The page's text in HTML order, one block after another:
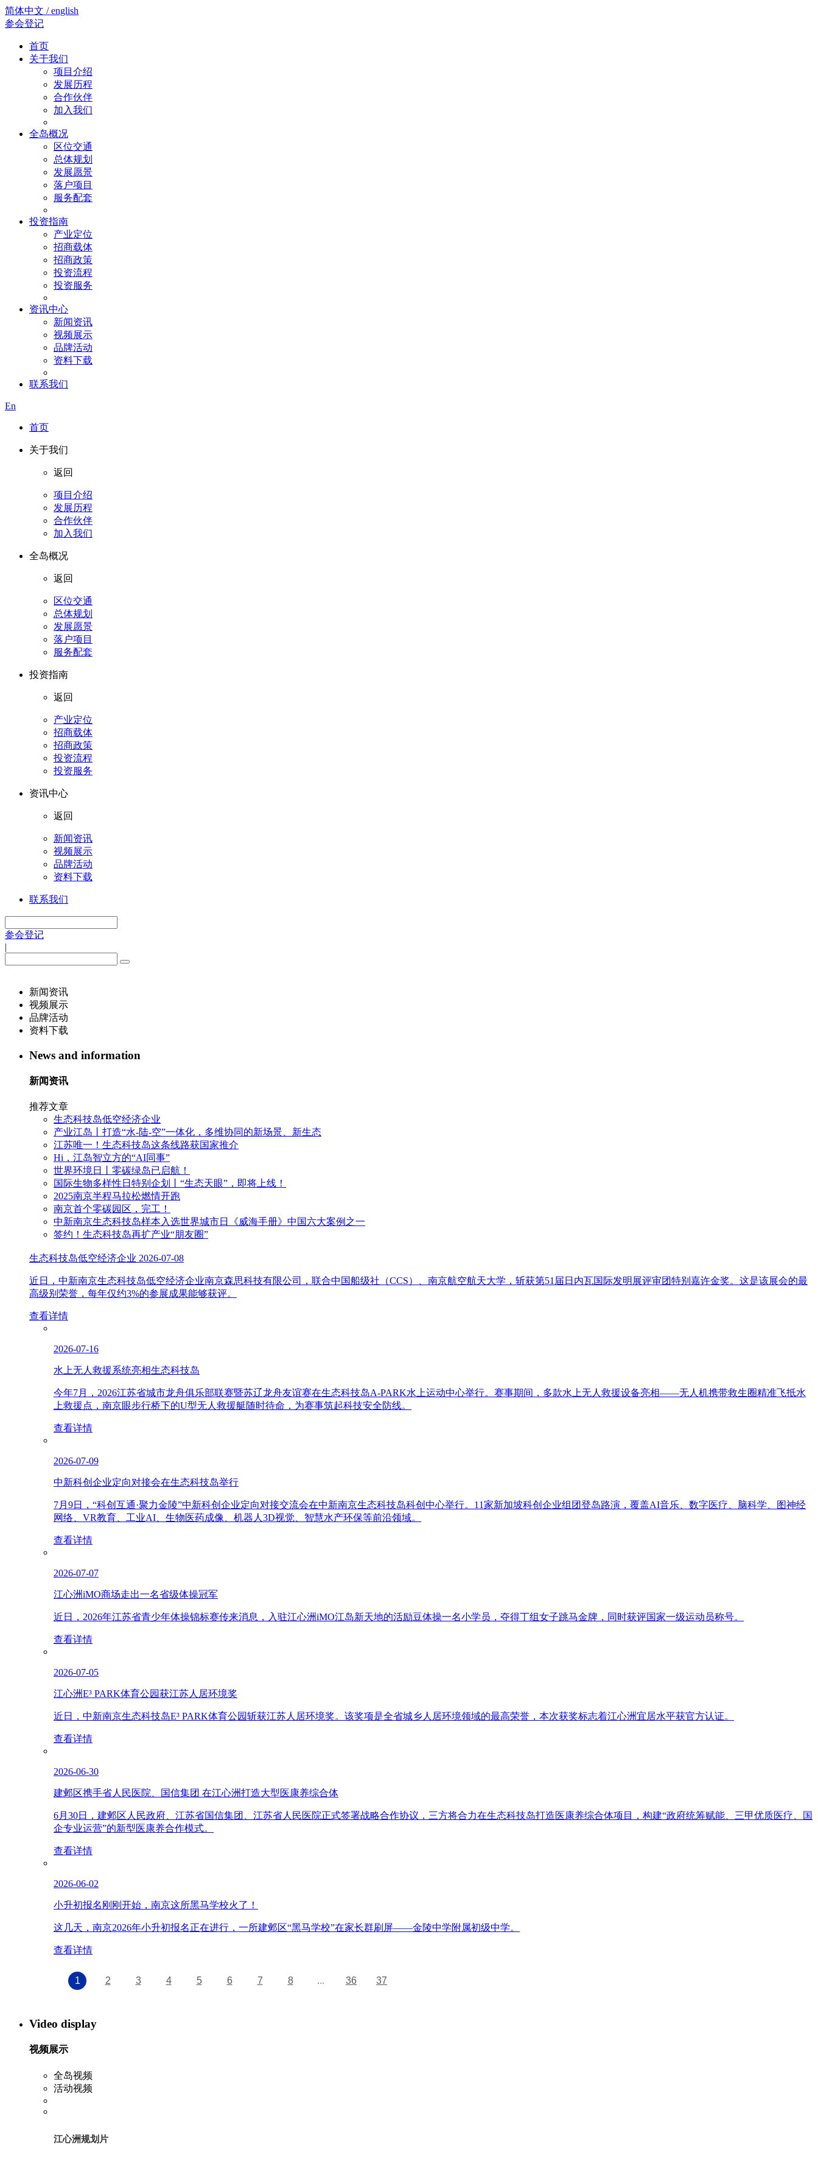
简体中文 / english
参会登记
首页
关于我们
项目介绍
发展历程
合作伙伴
加入我们
全岛概况
区位交通
总体规划
发展愿景
落户项目
服务配套
投资指南
产业定位
招商载体
招商政策
投资流程
投资服务
资讯中心
新闻资讯
视频展示
品牌活动
资料下载
联系我们
En
首页
关于我们
返回
项目介绍
发展历程
合作伙伴
加入我们
全岛概况
返回
区位交通
总体规划
发展愿景
落户项目
服务配套
投资指南
返回
产业定位
招商载体
招商政策
投资流程
投资服务
资讯中心
返回
新闻资讯
视频展示
品牌活动
资料下载
联系我们
参会登记
|
新闻资讯
视频展示
品牌活动
资料下载
News and information
新闻资讯
推荐文章
生态科技岛低空经济企业
产业江岛丨打造“水-陆-空”一体化，多维协同的新场景、新生态
江苏唯一！生态科技岛这条线路获国家推介
Hi，江岛智立方的“AI同事”
世界环境日丨零碳绿岛已启航！
国际生物多样性日特别企划丨“生态天眼”，即将上线！
2025南京半程马拉松燃情开跑
南京首个零碳园区，完工！
中新南京生态科技岛样本入选世界城市日《威海手册》中国六大案例之一
签约！生态科技岛再扩产业“朋友圈”
生态科技岛低空经济企业 2026-07-08
近日，中新南京生态科技岛低空经济企业南京森思科技有限公司，联合中国船级社（CCS）、南京航空航天大学，斩获第51届日内瓦国际发明展评审团特别嘉许金奖。这是该展会的最
高级别荣誉，每年仅约3%的参展成果能够获评。
查看详情
2026-07-16
水上无人救援系统亮相生态科技岛
今年7月，2026江苏省城市龙舟俱乐部联赛暨苏辽龙舟友谊赛在生态科技岛A-PARK水上运动中心举行。赛事期间，多款水上无人救援设备亮相——无人机携带救生圈精准飞抵水
上救援点，南京眼步行桥下的U型无人救援艇随时待命，为赛事筑起科技安全防线。
查看详情
2026-07-09
中新科创企业定向对接会在生态科技岛举行
7月9日，“科创互通·聚力金陵”中新科创企业定向对接交流会在中新南京生态科技岛科创中心举行。11家新加坡科创企业组团登岛路演，覆盖AI音乐、数字医疗、脑科学、图神经
网络、VR教育、工业AI、生物医药成像、机器人3D视觉、智慧水产环保等前沿领域。
查看详情
2026-07-07
江心洲iMO商场走出一名省级体操冠军
近日，2026年江苏省青少年体操锦标赛传来消息，入驻江心洲iMO江岛新天地的活励豆体操一名小学员，夺得丁组女子跳马金牌，同时获评国家一级运动员称号。
查看详情
2026-07-05
江心洲E³ PARK体育公园获江苏人居环境奖
近日，中新南京生态科技岛E³ PARK体育公园斩获江苏人居环境奖。该奖项是全省城乡人居环境领域的最高荣誉，本次获奖标志着江心洲宜居水平获官方认证。
查看详情
2026-06-30
建邺区携手省人民医院、国信集团 在江心洲打造大型医康养综合体
6月30日，建邺区人民政府、江苏省国信集团、江苏省人民医院正式签署战略合作协议，三方将合力在生态科技岛打造医康养综合体项目，构建“政府统筹赋能、三甲优质医疗、国
企专业运营”的新型医康养合作模式。
查看详情
2026-06-02
小升初报名刚刚开始，南京这所黑马学校火了！
这几天，南京2026年小升初报名正在进行，一所建邺区“黑马学校”在家长群刷屏——金陵中学附属初级中学。
查看详情
1 2 3 4 5 6 7 8 ... 36 37
Video display
视频展示
全岛视频
活动视频
江心洲规划片